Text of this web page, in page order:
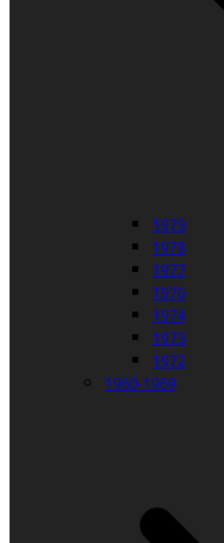
1979
1978
1977
1976
1974
1973
1972
1960-1969